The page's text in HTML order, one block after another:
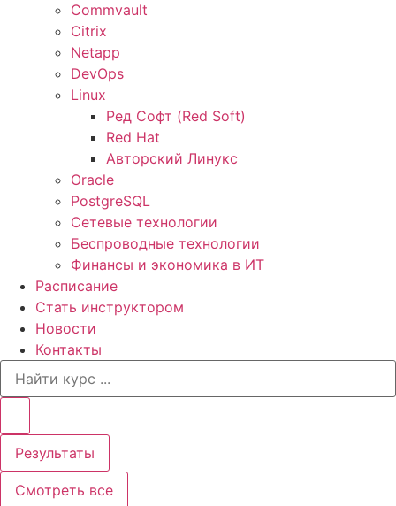
Commvault
Citrix
Netapp
DevOps
Linux
Ред Софт (Red Soft)
Red Hat
Авторский Линукс
Oracle
PostgreSQL
Сетевые технологии
Беспроводные технологии
Финансы и экономика в ИТ
Расписание
Стать инструктором
Новости
Контакты
Search
Результаты
Смотреть все